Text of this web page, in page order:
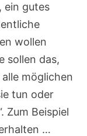
ein gutes
wollen
sollen das,
alle möglichen
tun oder
Zum Beispiel
…